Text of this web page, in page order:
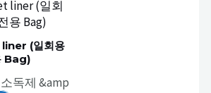
(일회용
Bag)
소독제 &amp